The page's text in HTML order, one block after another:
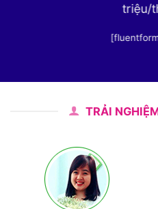
triệu/
TRẢI